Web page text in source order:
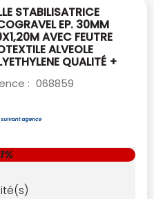
STABILISATRICE
EP. 30MM
AVEC FEUTRE
ALVEOLE
QUALITÉ +
: 068859